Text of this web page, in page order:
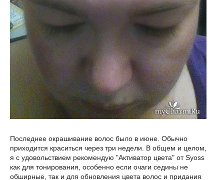
Последнее окрашивание волос было в июне. Обычно
приходится краситься через три недели. В общем и целом,
я с удовольствием рекомендую "Активатор цвета" от Syoss
как для тонирования, особенно если очаги седины не
обширные, так и для обновления цвета волос и придания